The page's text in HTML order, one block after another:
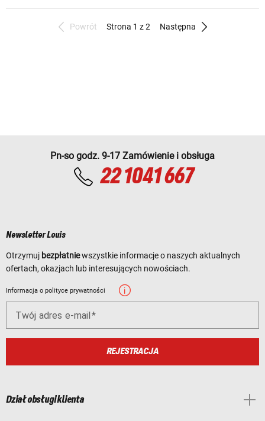
Powrót Strona 1 z 2 Następna
Pn-so godz. 9-17 Zamówienie i obsługa
22 1041 667
Newsletter Louis
Otrzymuj bezpłatniewszystkie informacje o naszych aktualnych
ofertach, okazjach lub interesujących nowościach.
Informacja o polityce prywatności
Twój adres e-mail
REJESTRACJA
Dział obsługi klienta